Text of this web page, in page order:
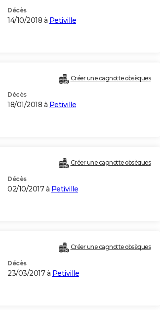
Décès
14/10/2018 à Petiville
Créer une cagnotte obsèques
Décès
18/01/2018 à Petiville
Créer une cagnotte obsèques
Décès
02/10/2017 à Petiville
Créer une cagnotte obsèques
Décès
23/03/2017 à Petiville